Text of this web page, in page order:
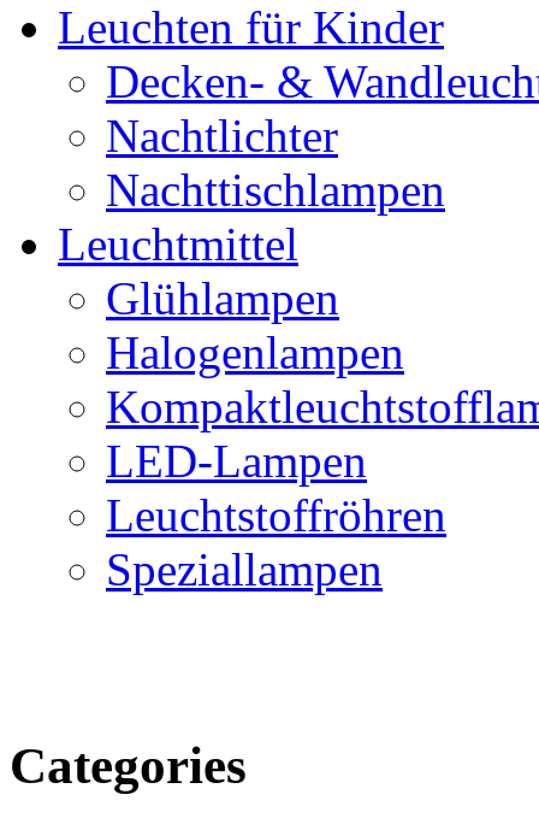
Leuchten für Kinder
Decken- &
Nachtlichter
Nachttischlampen
Leuchtmittel
Glühlampen
Halogenlampen
LED-Lampen
Leuchtstoffröhren
Speziallampen
Categories